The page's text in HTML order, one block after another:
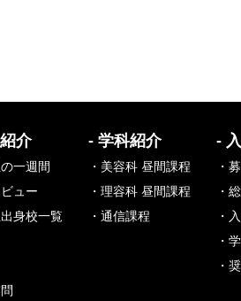
介
一週間
ュー
身校一覧
- 学科紹介
・美容科 昼間課程
・理容科 昼間課程
・通信課程
-
・
・
・
・
・